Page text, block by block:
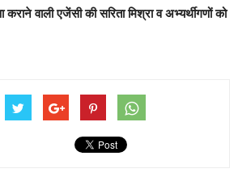
कराने वाली एजेंसी की सरिता मिश्रा व अभ्यर्थीगणों को